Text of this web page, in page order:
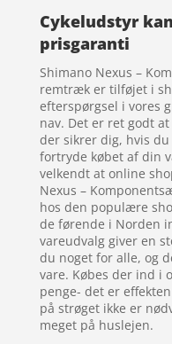
Cykeludstyr
prisgaranti
Shimano Nexus –
remtræk er tilføjet i
efterspørgsel i vores
nav. Det er ret godt
der sikrer dig, hvis
fortryde købet af din
velkendt at online
Nexus –
hos den populære
de førende i Norden
vareudvalg giver en
du noget for alle, og
vare. Købes der ind i
penge- det er
på strøget ikke er
meget på huslejen.